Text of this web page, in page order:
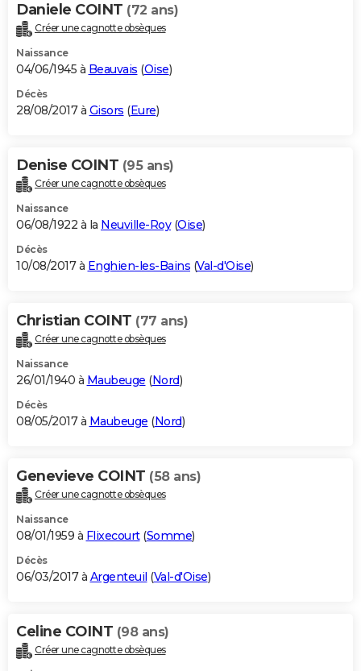
Daniele COINT (72 ans)
Créer une cagnotte obsèques
Naissance
04/06/1945 à Beauvais (Oise)
Décès
28/08/2017 à Gisors (Eure)
Denise COINT (95 ans)
Créer une cagnotte obsèques
Naissance
06/08/1922 à la Neuville-Roy(Oise)
Décès
10/08/2017 à Enghien-les-Bains (Val-d'Oise)
Christian COINT (77 ans)
Créer une cagnotte obsèques
Naissance
26/01/1940 à Maubeuge (Nord)
Décès
08/05/2017 à Maubeuge (Nord)
Genevieve COINT (58 ans)
Créer une cagnotte obsèques
Naissance
08/01/1959 à Flixecourt(Somme)
Décès
06/03/2017 à Argenteuil (Val-d'Oise)
Celine COINT (98 ans)
Créer une cagnotte obsèques